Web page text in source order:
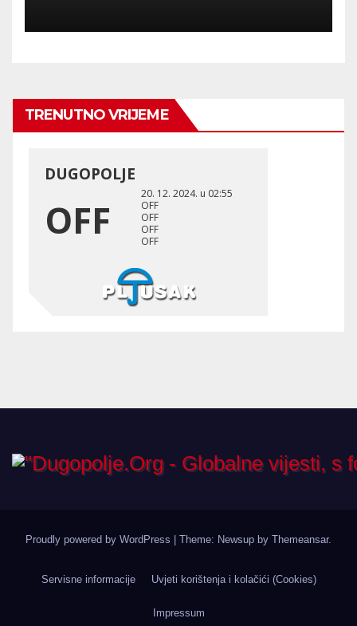
TRENUTNO VRIJEME
Proudly powered by WordPress Theme: Newsup by Themeansar.
Servisne informacije Uvjeti korištenja i kolačići (Cookies)
Impressum